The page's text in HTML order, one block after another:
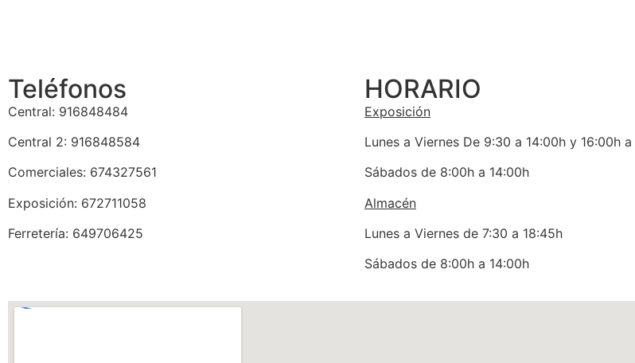
Teléfonos
Central: 916848484
Central 2: 916848584
Comerciales: 674327561
Exposición: 672711058
Ferretería: 649706425
HORARIO
Exposición
Lunes a Viernes De 9:30 a 14:00h y 16:00h
Sábados de 8:00h a 14:00h
Almacén
Lunes a Viernes de 7:30 a 18:45h
Sábados de 8:00h a 14:00h